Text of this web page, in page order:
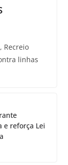
Recreio
linhas
e reforça Lei